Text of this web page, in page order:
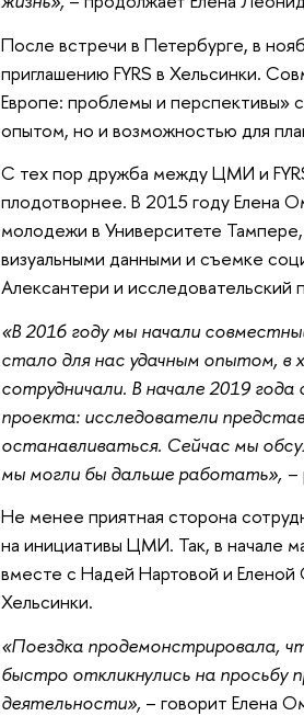
После встречи в Петербурге, в
приглашению FYRS в Хельсинки.
Европе: проблемы и перспективы»
опытом, но и возможностью для
С тех пор дружба между ЦМИ и
плодотворнее. В 2015 году Елена
молодежи в Университете
визуальными данными и съемке
Алексантери и исследовательский
«В 2016 году мы начали
стало для нас удачным опытом, в
сотрудничали. В начале 2019
проекта: исследователи
останавливаться. Сейчас мы
мы могли бы дальше работать», –
Не менее приятная сторона
на инициативы ЦМИ. Так, в начале
вместе с Надей Нартовой и
Хельсинки.
«Поездка продемонстрировала,
быстро откликнулись на просьбу
деятельности», – говорит Елена